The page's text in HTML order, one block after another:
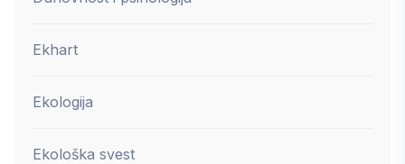
Ekhart
Ekologija
Ekološka svest